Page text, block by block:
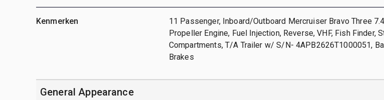
Kenmerken
11 Passenger, Inboard/Outboard Mercruiser Bravo Three
Propeller Engine, Fuel Injection, Reverse, VHF, Fish Finder,
Compartments, T/A Trailer w/ S/N- 4APB2626T1000051,
Brakes
General Appearance